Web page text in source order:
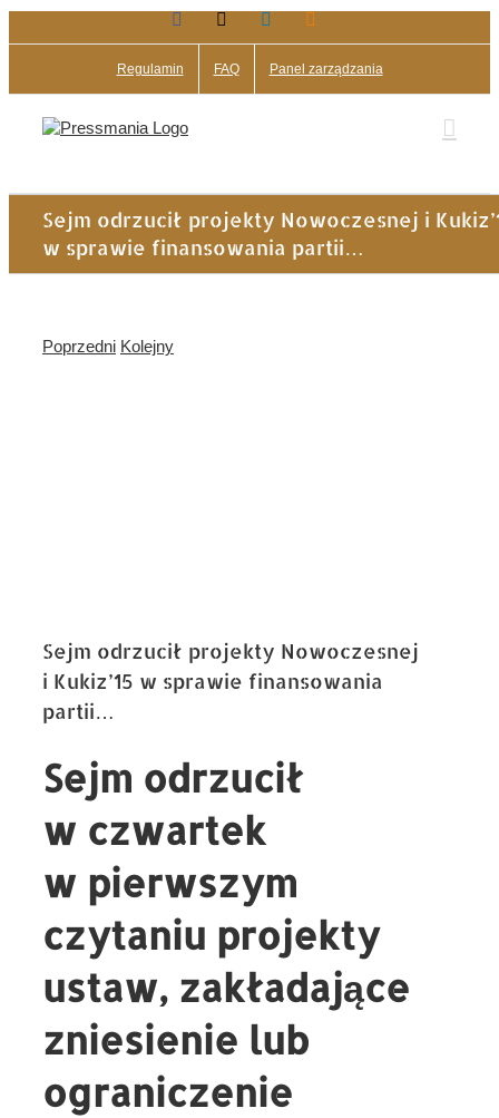
do
Facebook LinkedIn
Regulamin FAQ Panel zarządzania
Sejm odrzucił projekty Nowoczesnej i
w sprawie finansowania partii…
Poprzedni Kolejny
Sejm odrzucił projekty Nowoczesnej
i Kukiz’15 w sprawie finansowania
partii…
Sejm odrzucił
w czwartek
w pierwszym
czytaniu projekty
ustaw, zakładające
zniesienie lub
ograniczenie